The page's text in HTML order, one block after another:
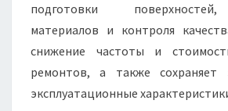
подготовки
материалов и контроля
снижение частоты и
ремонтов, а также сохраняет
эксплуатационные